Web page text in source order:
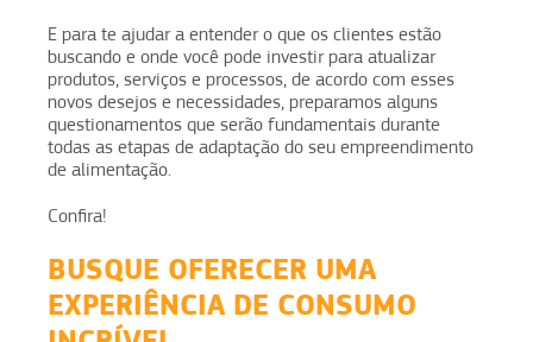
E para te ajudar a entender o que os clientes estão
buscando e onde você pode investir para atualizar
produtos, serviços e processos, de acordo com esses
novos desejos e necessidades, preparamos alguns
questionamentos que serão fundamentais durante
todas as etapas de adaptação do seu empreendimento
de alimentação.
Confira!
BUSQUE OFERECER UMA
EXPERIÊNCIA DE CONSUMO